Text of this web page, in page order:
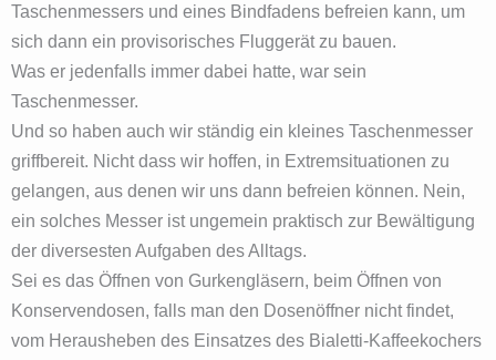
Taschenmessers und eines Bindfadens befreien kann, um
sich dann ein provisorisches Fluggerät zu bauen.
Was er jedenfalls immer dabei hatte, war sein
Taschenmesser.
Und so haben auch wir ständig ein kleines Taschenmesser
griffbereit. Nicht dass wir hoffen, in Extremsituationen zu
gelangen, aus denen wir uns dann befreien können. Nein,
ein solches Messer ist ungemein praktisch zur Bewältigung
der diversesten Aufgaben des Alltags.
Sei es das Öffnen von Gurkengläsern, beim Öffnen von
Konservendosen, falls man den Dosenöffner nicht findet,
vom Herausheben des Einsatzes des Bialetti-Kaffeekochers